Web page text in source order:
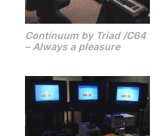
Continuum by Triad /C64
– Always a pleasure